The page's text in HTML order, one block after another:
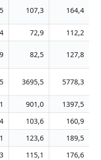
107,3 164,4
72,9
112,2
82,5 127,8
3695,5 5778,3
901,0
1397,5
103,6
160,9
123,6
189,5
115,1
176,6